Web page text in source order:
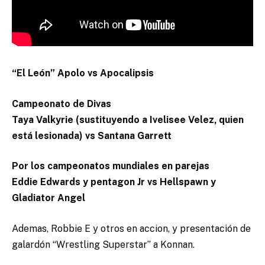
“El León” Apolo vs Apocalipsis
Campeonato de Divas
Taya Valkyrie (sustituyendo a Ivelisee Velez, quien
está lesionada) vs Santana Garrett
Por los campeonatos mundiales en parejas
Eddie Edwards y pentagon Jr vs Hellspawn y
Gladiator Angel
Ademas, Robbie E y otros en accion, y presentación de
galardón “Wrestling Superstar” a Konnan.